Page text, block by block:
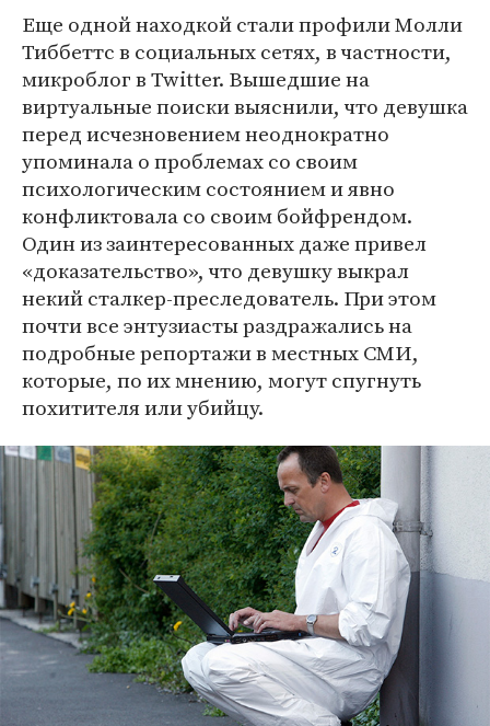
Еще одной находкой стали профили Молли
Тиббеттс в социальных сетях, в частности,
микроблог в Twitter. Вышедшие на
виртуальные поиски выяснили, что девушка
перед исчезновением неоднократно
упоминала о проблемах со своим
психологическим состоянием и явно
конфликтовала со своим бойфрендом.
Один из заинтересованных даже привел
«доказательство», что девушку выкрал
некий сталкер-преследователь. При этом
почти все энтузиасты раздражались на
подробные репортажи в местных СМИ,
которые, по их мнению, могут спугнуть
похитителя или убийцу.